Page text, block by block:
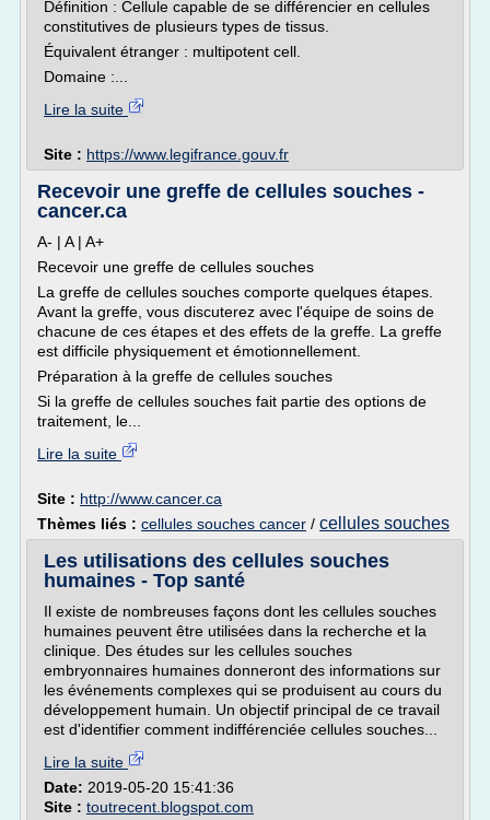
Définition : Cellule capable de se différencier en cellules
constitutives de plusieurs types de tissus.
Équivalent étranger : multipotent cell.
Domaine :...
Lire la suite
Site : https://www.legifrance.gouv.fr
Recevoir une greffe de cellules souches -
cancer.ca
A- | A | A+
Recevoir une greffe de cellules souches
La greffe de cellules souches comporte quelques étapes.
Avant la greffe, vous discuterez avec l'équipe de soins de
chacune de ces étapes et des effets de la greffe. La greffe
est difficile physiquement et émotionnellement.
Préparation à la greffe de cellules souches
Si la greffe de cellules souches fait partie des options de
traitement, le...
Lire la suite
Site : http://www.cancer.ca
Thèmes liés : cellules souches cancer / cellules souches
Les utilisations des cellules souches
humaines - Top santé
Il existe de nombreuses façons dont les cellules souches
humaines peuvent être utilisées dans la recherche et la
clinique. Des études sur les cellules souches
embryonnaires humaines donneront des informations sur
les événements complexes qui se produisent au cours du
développement humain. Un objectif principal de ce travail
est d'identifier comment indifférenciée cellules souches...
Lire la suite
Date: 2019-05-20 15:41:36
Site : toutrecent.blogspot.com